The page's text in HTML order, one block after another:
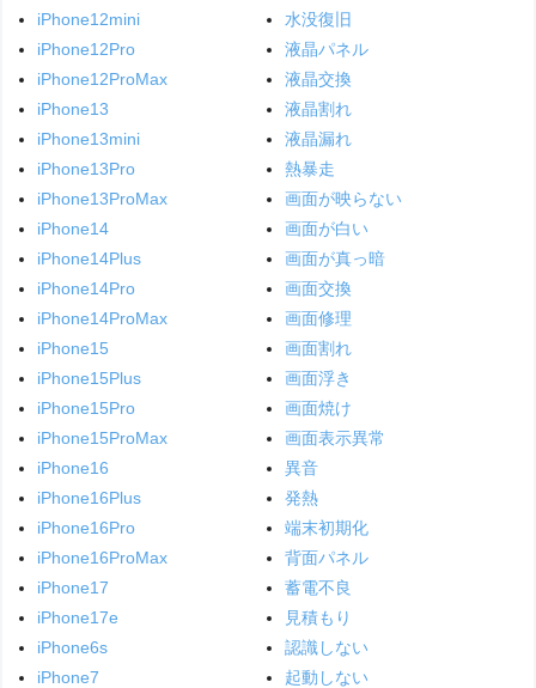
iPhone12mini
iPhone12Pro
iPhone12ProMax
iPhone13
iPhone13mini
iPhone13Pro
iPhone13ProMax
iPhone14
iPhone14Plus
iPhone14Pro
iPhone14ProMax
iPhone15
iPhone15Plus
iPhone15Pro
iPhone15ProMax
iPhone16
iPhone16Plus
iPhone16Pro
iPhone16ProMax
iPhone17
iPhone17e
iPhone6s
iPhone7
水没復旧
液晶パネル
液晶交換
液晶割れ
液晶漏れ
熱暴走
画面が映らない
画面が白い
画面が真っ暗
画面交換
画面修理
画面割れ
画面浮き
画面焼け
画面表示異常
異音
発熱
端末初期化
背面パネル
蓄電不良
見積もり
認識しない
起動しない